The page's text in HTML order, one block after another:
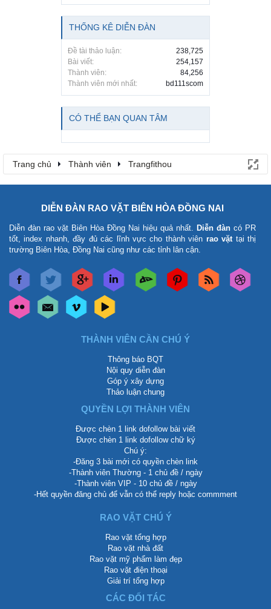
THỐNG KÊ DIỄN ĐÀN
Đề tài thảo luận:
238,725
Bài viết:
254,157
Thành viên:
84,256
Thành viên mới nhất:
bd111scom
CÓ THỂ BẠN QUAN TÂM
Trang chủ Thành viên Trangfithou
DIỄN ĐÀN RAO VẶT BIÊN HÒA ĐỒNG NAI
Diễn đàn rao vặt Biên Hòa Đồng Nai hiệu quả nhất. Diễn đàn có PR
tốt, index nhanh, đầy đủ các lĩnh vực cho thành viên rao vặttại thị
trường Biên Hòa, Đồng Nai cũng như các tỉnh lân cận.
THÀNH VIÊN CẦN CHÚ Ý
Thông báo BQT
Nội quy diễn đàn
Góp ý xây dựng
Thảo luận chung
QUYỀN LỢI THÀNH VIÊN
Được chèn 1 link dofollow bài viết
Được chèn 1 link dofollow chữ ký
Chú ý:
-Đăng 3 bài mới có quyền chèn link
-Thành viên Thường - 1 chủ đề / ngày
-Thành viên VIP - 10 chủ đề / ngày
-Hết quyền đăng chủ để vẫn có thể reply hoặc commment
RAO VẶT CHÚ Ý
Rao vặt tổng hợp
Rao vặt nhà đất
Rao vặt mỹ phẩm làm đẹp
Rao vặt điện thoại
Giải trí tổng hợp
CÁC ĐỐI TÁC